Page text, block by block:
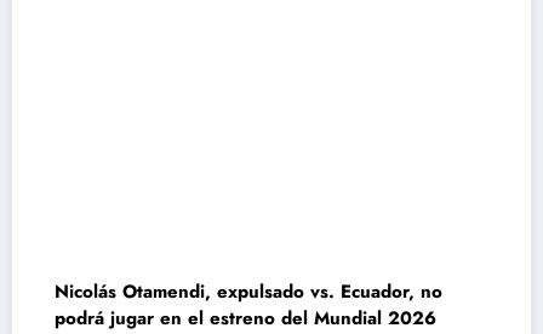
Nicolás Otamendi, expulsado vs. Ecuador, no
podrá jugar en el estreno del Mundial 2026